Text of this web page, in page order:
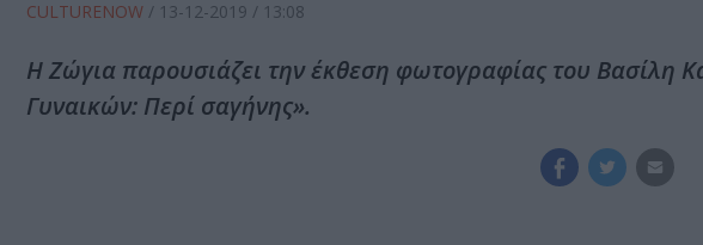
CULTURENOW / 13-12-2019 / 13:08
H Ζώγια παρουσιάζει την έκθεση φωτογραφίας του Βασίλη
Γυναικών: Περί σαγήνης».